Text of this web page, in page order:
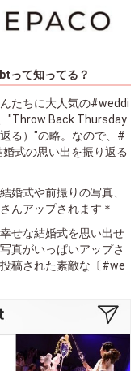
って知ってる？
たちに大人気の#weddi
"Throw Back Thursday
る）"の略。なので、#
式の思い出を振り返る
婚式や前撮りの写真、
んアップされます＊
せな結婚式を思い出せ
真がいっぱいアップさ
稿された素敵な〔#we